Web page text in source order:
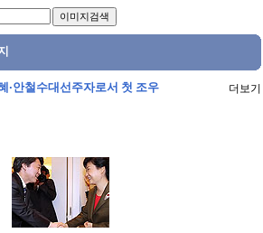
·안철수대선주자로서 첫 조우 더보기